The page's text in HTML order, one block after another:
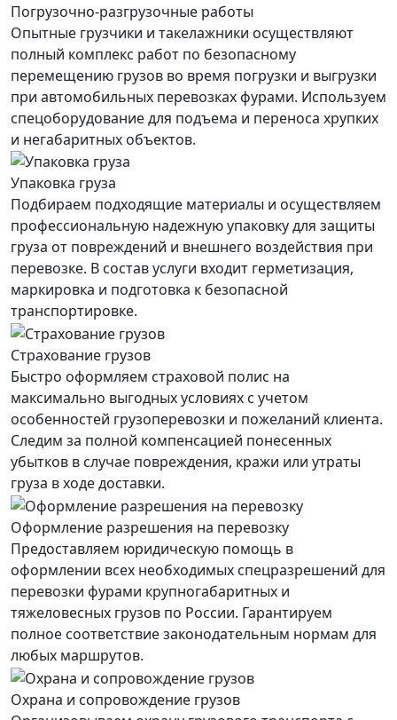
Погрузочно-разгрузочные работы
Опытные грузчики и такелажники осуществляют
полный комплекс работ по безопасному
перемещению грузов во время погрузки и выгрузки
при автомобильных перевозках фурами. Используем
спецоборудование для подъема и переноса хрупких
и негабаритных объектов.
Упаковка груза
Подбираем подходящие материалы и осуществляем
профессиональную надежную упаковку для защиты
груза от повреждений и внешнего воздействия при
перевозке. В состав услуги входит герметизация,
маркировка и подготовка к безопасной
транспортировке.
Страхование грузов
Быстро оформляем страховой полис на
максимально выгодных условиях с учетом
особенностей грузоперевозки и пожеланий клиента.
Следим за полной компенсацией понесенных
убытков в случае повреждения, кражи или утраты
груза в ходе доставки.
Оформление разрешения на перевозку
Предоставляем юридическую помощь в
оформлении всех необходимых спецразрешений для
перевозки фурами крупногабаритных и
тяжеловесных грузов по России. Гарантируем
полное соответствие законодательным нормам для
любых маршрутов.
Охрана и сопровождение грузов